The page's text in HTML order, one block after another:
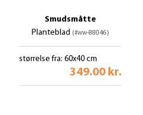
Smudsmåtte
Planteblad (#ww-88046)
størrelse fra: 60x40 cm
349.00 kr.